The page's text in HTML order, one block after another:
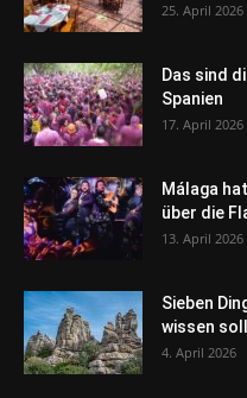
25. April 2026
Das sind
Spanien
17. April 2026
Málaga
über die
13. April 2026
Sieben
wissen
4. April 2026